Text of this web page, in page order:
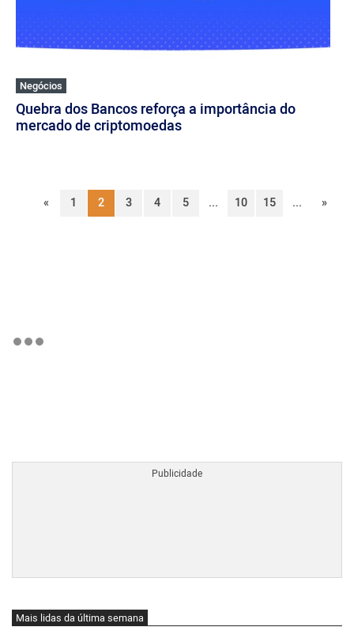
Negócios
Quebra dos Bancos reforça a importância do
mercado de criptomoedas
« 1 2 3 4 5 ... 10 15 ... »
Mais lidas da última semana